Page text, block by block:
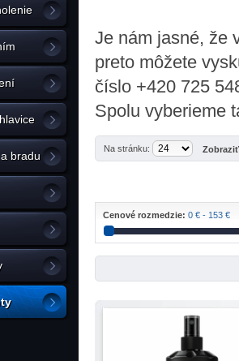
bradu
Je nám jasné, že
preto môžete
číslo +420 725
Spolu vyberieme
Na stránku:
Cenové rozmedzie: 0 € - 153 €